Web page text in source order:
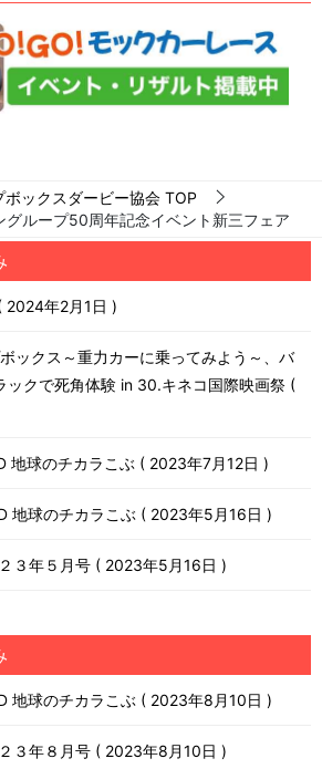
ックスダービー協会 TOP
グループ50周年記念イベント新三フェア
2024年2月1日
ックス～重力カーに乗ってみよう～、バ
ックで死角体験 in 30.キネコ国際映画祭
地球のチカラこぶ 2023年7月12日
地球のチカラこぶ 2023年5月16日
３年５月号 2023年5月16日
地球のチカラこぶ 2023年8月10日
３年８月号 2023年8月10日